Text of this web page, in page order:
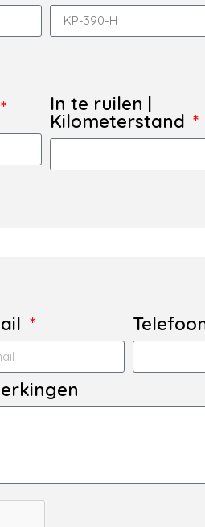
In te ruilen |
Kilometerstand